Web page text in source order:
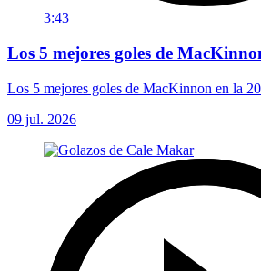
3:43
Los 5 mejores goles de
Los 5 mejores goles de MacKinnon en la
09 jul. 2026